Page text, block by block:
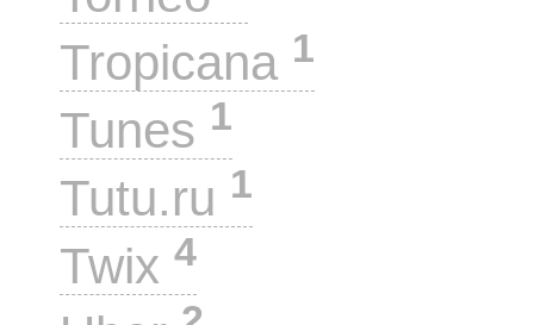
Tropicana 1
Tunes 1
Tutu.ru 1
Twix 4